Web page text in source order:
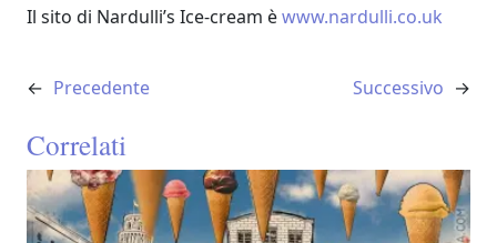
Il sito di Nardulli’s Ice-cream èwww.nardulli.co.uk
← Precedente Successivo →
Correlati